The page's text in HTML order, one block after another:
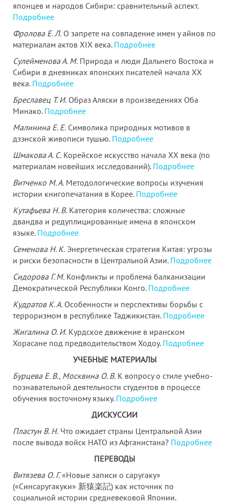
японцев и народов Сибири: сравнительный аспект.
Подробнее
Фролова Е. Л. О запрете на совпадение имен у айнов по
материалам актов XIX века. Подробнее
Сулейменова А. М. Природа и люди Дальнего Востока и
Сибири в дневниках японских писателей начала ХХ
века. Подробнее
Бреславец Т. И. Образ Аляски в произведениях Оба
Минако. Подробнее
Малинина Е. Е. Символика природных мотивов в
дзэнской живописи тушью. Подробнее
Шмакова А. С. Корейское искусство начала XX века (по
материалам новейших исследований). Подробнее
Витченко М. А. Методологические вопросы изучения
истории книгопечатания в Корее. Подробнее
Кутафьева Н. В. Категория количества: сложные
двандва и редуплицированные имена в японском
языке. Подробнее
Семенова Н. К. Энергетическая стратегия Китая: угрозы
и риски безопасности в Центральной Азии. Подробнее
Сидорова Г. М. Конфликты и проблема балканизации
Демократической Республики Конго. Подробнее
Кудратов К. А. Особенности и перспективы борьбы с
терроризмом в республике Таджикистан. Подробнее
Жигалина О. И. Курдское движение в иранском
Хорасане под предводительством Ходоу. Подробнее
УЧЕБНЫЕ МАТЕРИАЛЫ
Бурцева Е. В., Москвина О. В. К вопросу о стиле учебно-
познавательной деятельности студентов в процессе
обучения восточному языку. Подробнее
ДИСКУССИИ
Пластун В. Н. Что ожидает страны Центральной Азии
после вывода войск НАТО из Афганистана? Подробнее
ПЕРЕВОДЫ
Витязева О. Г.«Новые записи о саругаку»
(«Синсаругакуки» 新猿楽記) как источник по
социальной истории средневековой Японии.